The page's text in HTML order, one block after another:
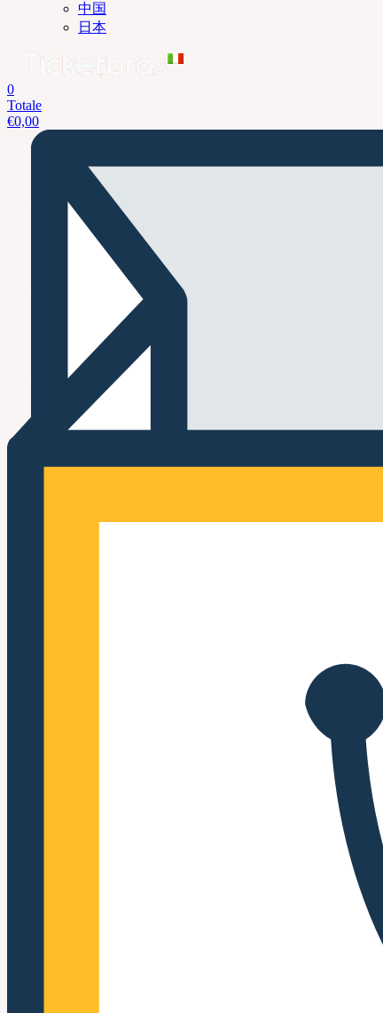
中国
日本
0
Totale
€0,00